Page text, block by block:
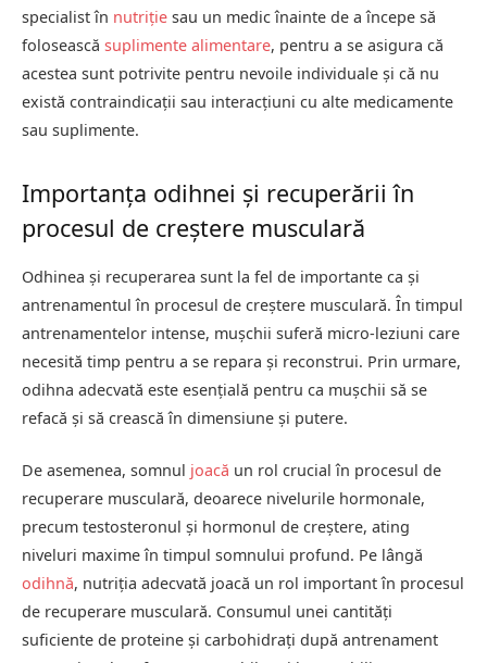
specialist în nutriție sau un medic înainte de a începe să
folosească suplimente alimentare, pentru a se asigura că
acestea sunt potrivite pentru nevoile individuale și că nu
există contraindicații sau interacțiuni cu alte medicamente
sau suplimente.
Importanța odihnei și recuperării în
procesul de creștere musculară
Odhinea și recuperarea sunt la fel de importante ca și
antrenamentul în procesul de creștere musculară. În timpul
antrenamentelor intense, mușchii suferă micro-leziuni care
necesită timp pentru a se repara și reconstrui. Prin urmare,
odihna adecvată este esențială pentru ca mușchii să se
refacă și să crească în dimensiune și putere.
De asemenea, somnul joacă un rol crucial în procesul de
recuperare musculară, deoarece nivelurile hormonale,
precum testosteronul și hormonul de creștere, ating
niveluri maxime în timpul somnului profund. Pe lângă
odihnă, nutriția adecvată joacă un rol important în procesul
de recuperare musculară. Consumul unei cantități
suficiente de proteine și carbohidrați după antrenament